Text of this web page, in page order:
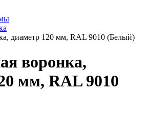
диаметр 120 мм, RAL 9010 (Белый)
воронка,
мм, RAL 9010